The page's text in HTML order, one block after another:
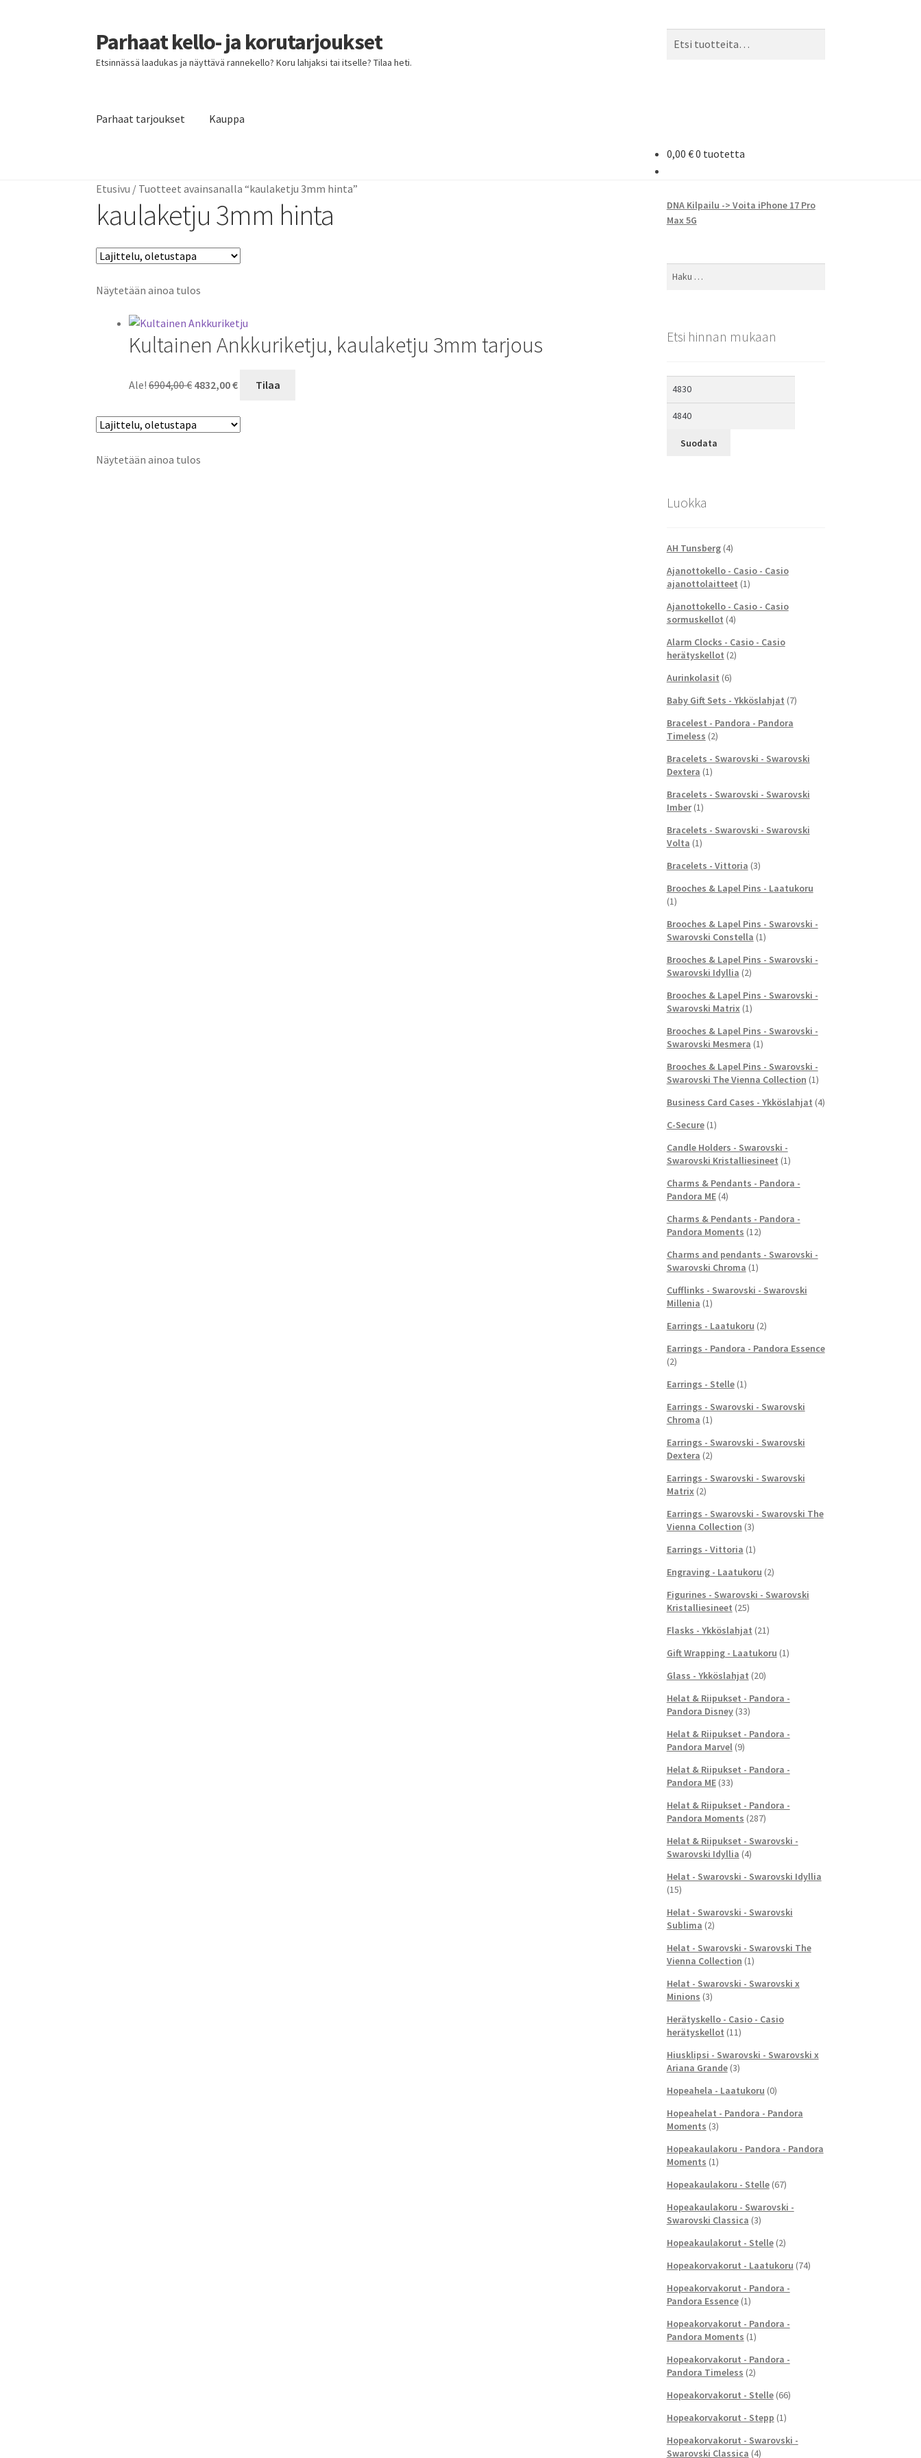
Siirry
navigointiin
Siirry
sisältöön
Parhaat kello- ja korutarjoukset
Etsinnässä laadukas ja näyttävä rannekello? Koru lahjaksi tai itselle? Tilaa heti.
Parhaat tarjoukset Kauppa
0,00 €0 tuotetta
Etusivu / Tuotteet avainsanalla “kaulaketju 3mm hinta”
kaulaketju 3mm hinta
Näytetään ainoa tulos
Kultainen Ankkuriketju, kaulaketju 3mm tarjous
Ale! 6904,00€
hinta
6904,00 €.
4832,00€
4832,00 €.
Tilaa
Näytetään ainoa tulos
DNA Kilpailu -> Voita iPhone 17 Pro
Max 5G
Haku:
Etsi hinnan mukaan
Suodata
Luokka
AH Tunsberg (4)
Ajanottokello - Casio - Casio
ajanottolaitteet (1)
Ajanottokello - Casio - Casio
sormuskellot (4)
Alarm Clocks - Casio - Casio
herätyskellot (2)
Aurinkolasit (6)
Baby Gift Sets - Ykköslahjat (7)
Bracelest - Pandora - Pandora
Timeless (2)
Bracelets - Swarovski - Swarovski
Dextera (1)
Bracelets - Swarovski - Swarovski
Imber (1)
Bracelets - Swarovski - Swarovski
Volta (1)
Bracelets - Vittoria (3)
Brooches & Lapel Pins - Laatukoru
(1)
Brooches & Lapel Pins - Swarovski -
Swarovski Constella (1)
Brooches & Lapel Pins - Swarovski -
Swarovski Idyllia (2)
Brooches & Lapel Pins - Swarovski -
Swarovski Matrix (1)
Brooches & Lapel Pins - Swarovski -
Swarovski Mesmera (1)
Brooches & Lapel Pins - Swarovski -
Swarovski The Vienna Collection (1)
Business Card Cases - Ykköslahjat (4)
C-Secure (1)
Candle Holders - Swarovski -
Swarovski Kristalliesineet (1)
Charms & Pendants - Pandora -
Pandora ME (4)
Charms & Pendants - Pandora -
Pandora Moments (12)
Charms and pendants - Swarovski -
Swarovski Chroma (1)
Cufflinks - Swarovski - Swarovski
Millenia (1)
Earrings - Laatukoru (2)
Earrings - Pandora - Pandora Essence
(2)
Earrings - Stelle (1)
Earrings - Swarovski - Swarovski
Chroma (1)
Earrings - Swarovski - Swarovski
Dextera (2)
Earrings - Swarovski - Swarovski
Matrix (2)
Earrings - Swarovski - Swarovski The
Vienna Collection (3)
Earrings - Vittoria (1)
Engraving - Laatukoru (2)
Figurines - Swarovski - Swarovski
Kristalliesineet (25)
Flasks - Ykköslahjat (21)
Gift Wrapping - Laatukoru (1)
Glass - Ykköslahjat (20)
Helat & Riipukset - Pandora -
Pandora Disney (33)
Helat & Riipukset - Pandora -
Pandora Marvel (9)
Helat & Riipukset - Pandora -
Pandora ME (33)
Helat & Riipukset - Pandora -
Pandora Moments (287)
Helat & Riipukset - Swarovski -
Swarovski Idyllia (4)
Helat - Swarovski - Swarovski Idyllia
(15)
Helat - Swarovski - Swarovski
Sublima (2)
Helat - Swarovski - Swarovski The
Vienna Collection (1)
Helat - Swarovski - Swarovski x
Minions (3)
Herätyskello - Casio - Casio
herätyskellot (11)
Hiusklipsi - Swarovski - Swarovski x
Ariana Grande (3)
Hopeahela - Laatukoru (0)
Hopeahelat - Pandora - Pandora
Moments (3)
Hopeakaulakoru - Pandora - Pandora
Moments (1)
Hopeakaulakoru - Stelle (67)
Hopeakaulakoru - Swarovski -
Swarovski Classica (3)
Hopeakaulakorut - Stelle (2)
Hopeakorvakorut - Laatukoru (74)
Hopeakorvakorut - Pandora -
Pandora Essence (1)
Hopeakorvakorut - Pandora -
Pandora Moments (1)
Hopeakorvakorut - Pandora -
Pandora Timeless (2)
Hopeakorvakorut - Stelle (66)
Hopeakorvakorut - Stepp (1)
Hopeakorvakorut - Swarovski -
Swarovski Classica (4)